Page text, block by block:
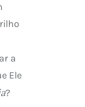
a
Ele
?